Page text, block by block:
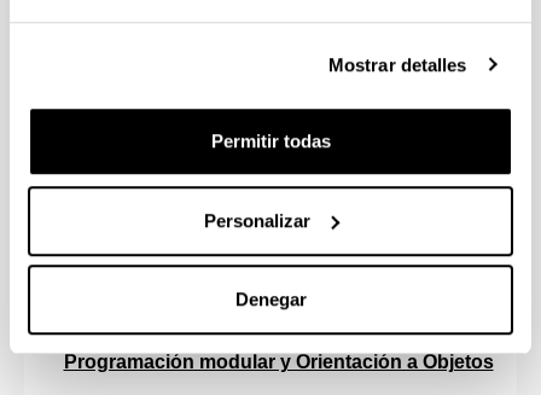
Mostrar detalles
Permitir todas
Personalizar
Denegar
Cuatrimestre 2
Economía de la Empresa: Organización y Dirección
Introducción a la Economía I: Principios de
Metodología de la Programación
Programación modular y Orientación a Objetos